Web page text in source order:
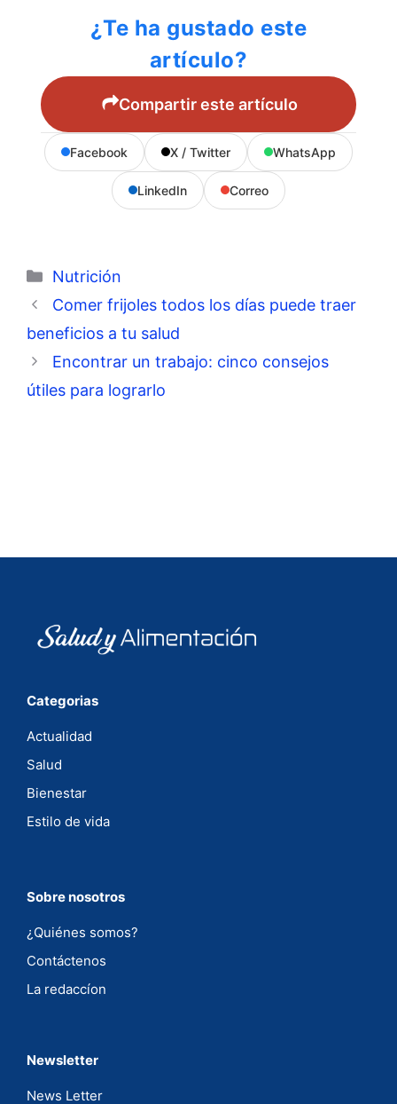
¿Te ha gustado este
artículo?
Compartir este artículo
Facebook X / Twitter WhatsApp
LinkedIn Correo
Categorías
Nutrición
Comer frijoles todos los días puede traer
beneficios a tu salud
Encontrar un trabajo: cinco consejos
útiles para lograrlo
Categorias
Actualidad
Salud
Bienestar
Estilo de vida
Sobre nosotros
¿Quiénes somos?
Contáctenos
La redaccíon
Newsletter
News Letter